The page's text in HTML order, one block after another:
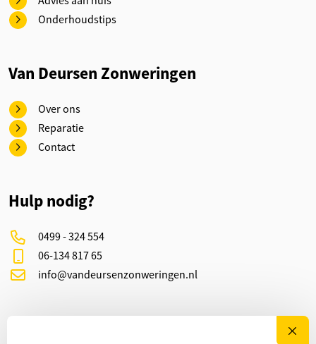
Onderhoudstips
Van Deursen Zonweringen
Over ons
Reparatie
Contact
Hulp nodig?
0499 - 324 554
06-134 817 65
info@vandeursenzonweringen.nl